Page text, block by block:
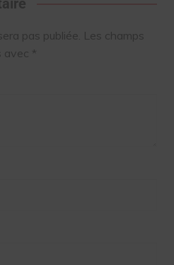
pas publiée. Les champs
avec *